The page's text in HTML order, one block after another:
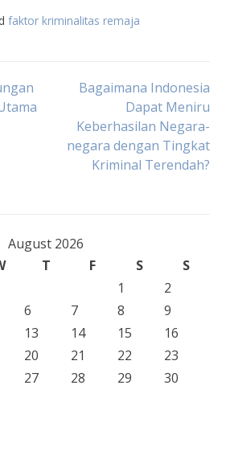
faktor kriminalitas remaja
Bagaimana Indonesia
Dapat Meniru
Keberhasilan Negara-
negara dengan Tingkat
Kriminal Terendah?
August 2026
T F S
S
1
2
6 7 8
9
13 14 15
16
20 21 22
23
27 28 29
30